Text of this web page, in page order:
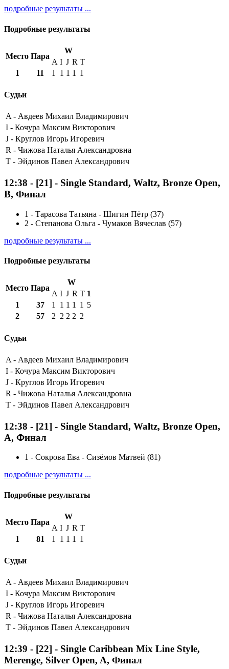
подробные результаты ...
Подробные результаты
Место Пара
W
A I J R T
1
11 1 1 1 1 1
Судьи
A - Авдеев Михаил Владимирович
I - Кочура Максим Викторович
J - Круглов Игорь Игоревич
R - Чижова Наталья Александровна
T - Эйдинов Павел Александрович
12:38 - [21] - Single Standard, Waltz, Bronze Open,
B, Финал
1 - Тарасова Татьяна - Шигин Пётр (37)
2 - Степанова Ольга - Чумаков Вячеслав (57)
подробные результаты ...
Подробные результаты
Место Пара
W
A I J R T 1
1
37 1 1 1 1 1 5
2
57 2 2 2 2 2
Судьи
A - Авдеев Михаил Владимирович
I - Кочура Максим Викторович
J - Круглов Игорь Игоревич
R - Чижова Наталья Александровна
T - Эйдинов Павел Александрович
12:38 - [21] - Single Standard, Waltz, Bronze Open,
A, Финал
1 - Сокрова Ева - Сизёмов Матвей (81)
подробные результаты ...
Подробные результаты
Место Пара
W
A I J R T
1
81 1 1 1 1 1
Судьи
A - Авдеев Михаил Владимирович
I - Кочура Максим Викторович
J - Круглов Игорь Игоревич
R - Чижова Наталья Александровна
T - Эйдинов Павел Александрович
12:39 - [22] - Single Caribbean Mix Line Style,
Merenge, Silver Open, A, Финал